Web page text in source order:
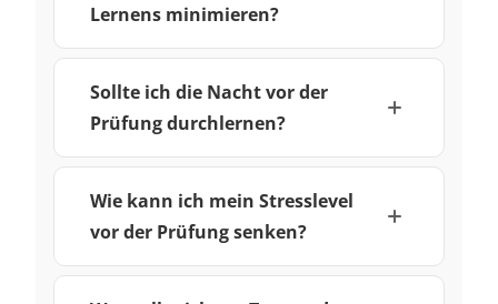
Lernens minimieren?
Sollte ich die Nacht vor der
Prüfung durchlernen?
Wie kann ich mein Stresslevel
vor der Prüfung senken?